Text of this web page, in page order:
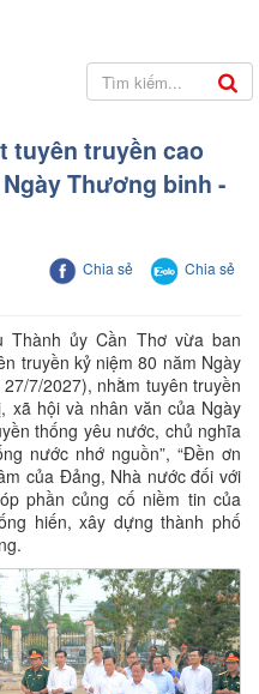
tuyên truyền cao
Thương binh -
Chia sẻ Chia sẻ
Thành ủy Cần Thơ vừa ban
truyền kỷ niệm 80 năm Ngày
7/2027), nhằm tuyên truyền
xã hội và nhân văn của Ngày
thống yêu nước, chủ nghĩa
nước nhớ nguồn”, “Đền ơn
của Đảng, Nhà nước đối với
phần củng cố niềm tin của
hiến, xây dựng thành phố